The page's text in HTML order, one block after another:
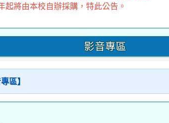
將由本校自辦採購，特此公告。
影音專區
區】